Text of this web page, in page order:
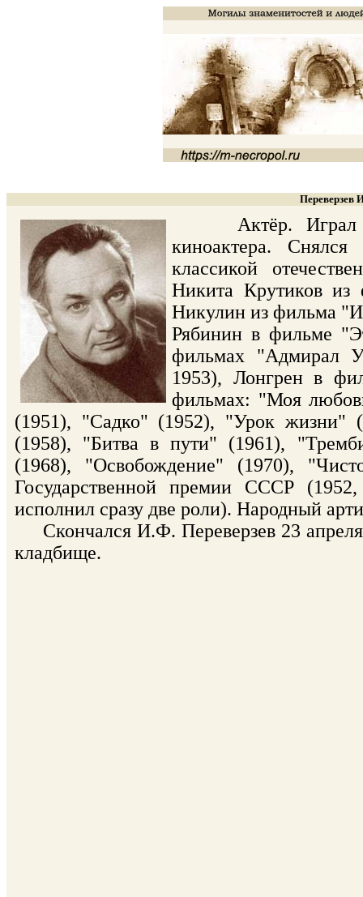
Переверзев
Актёр. Играл в
киноактера.
классикой
Никита Крутиков из
Никулин из фильма
Рябинин в фильме
фильмах "Адмирал
1953), Лонгрен в
фильмах: "Моя
(1951), "Садко" (1952), "Урок жизни"
(1958), "Битва в пути" (1961),
(1968), "Освобождение" (1970),
Государственной премии СССР
исполнил сразу две роли). Народный
Скончался И.Ф. Переверзев 23 апреля
кладбище.